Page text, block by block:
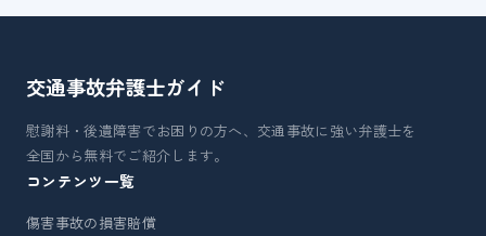
交通事故弁護士ガイド
慰謝料・後遺障害でお困りの方へ、交通事故に強い弁護士を
全国から無料でご紹介します。
コンテンツ一覧
傷害事故の損害賠償